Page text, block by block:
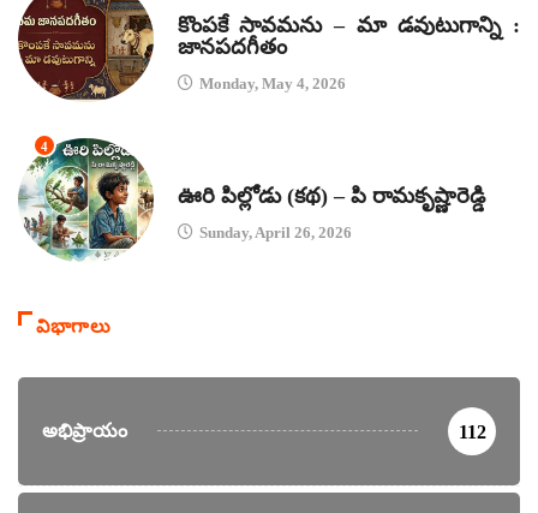
కొంపకే సావమను – మా డవుటుగాన్ని :
జానపదగీతం
Monday, May 4, 2026
4
ఊరి పిల్లోడు (కథ) – పి రామకృష్ణారెడ్డి
Sunday, April 26, 2026
విభాగాలు
అభిప్రాయం 112